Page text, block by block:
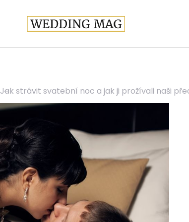
Jak strávit svatební noc a jak ji prožívali naši